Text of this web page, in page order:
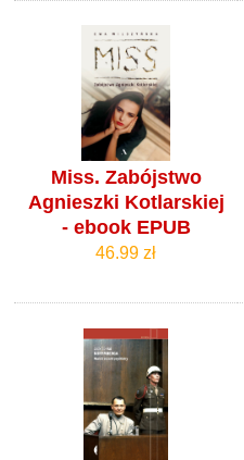
Miss. Zabójstwo
Agnieszki Kotlarskiej
- ebook EPUB
46.99 zł